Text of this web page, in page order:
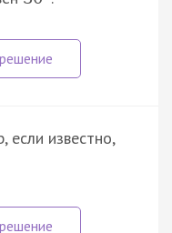
если известно,